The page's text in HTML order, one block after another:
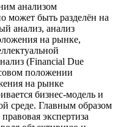
анализом
может быть разделён на
анализ, анализ
на рынке,
(Financial Due
положении
на рынке
бизнес-модель и
среде. Главным образом
экспертиза